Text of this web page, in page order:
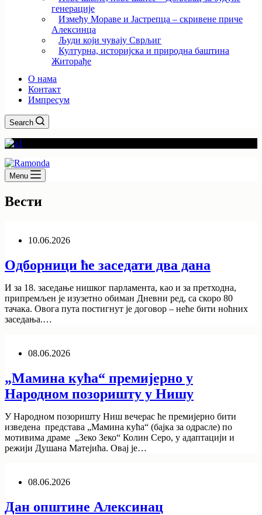
генерације
Између Мораве и Јастрепца – скривене приче
Алексинца
Људи који чувају Сврљиг
Културна, историјска и природна баштина
Житорађе
О нама
Контакт
Импресум
Search
Menu
Вести
10.06.2026
Одборници ће заседати два дана
И за 18. заседање нишког парламента, као и за претходна,
припремљен је изузетно обиман Дневни ред, са скоро 80
тачака. Овога пута постигнут је договор – неће бити ноћних
заседања.…
08.06.2026
„Мамина кућа“ премијерно у
Народном позоришту у Нишу
У Народном позоришту Ниш вечерас ће премијерно бити
изведена представа „Мамина кућа“ (бајка за одрасле) по
мотивима драме „Зеко Зеко“ Колин Серо, у адаптацији и
режији Душана Матејића. Овај је…
08.06.2026
Дан општине Алексинац